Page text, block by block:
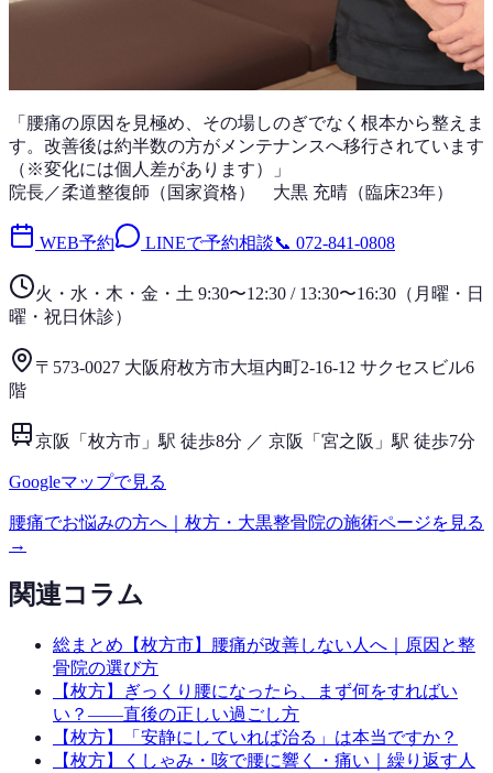
「 腰痛の原因を見極め、その場しのぎでなく根本から整えま
す。改善後は約半数の方がメンテナンスへ移行されています
（※変化には個人差があります）」
院長／柔道整復師（国家資格）
大黒 充晴 （臨床23年）
WEB予約 LINEで予約相談📞 072-841-0808
火・水・木・金・土 9:30〜12:30 / 13:30〜16:30 （ 月曜・日
曜・祝日 休診）
〒573-0027 大阪府枚方市大垣内町2-16-12 サクセスビル6
階
京阪「枚方市」駅 徒歩8分 ／ 京阪「宮之阪」駅 徒歩7分
Googleマップで見る
腰痛でお悩みの方へ｜枚方・大黒整骨院の施術ページを見る
→
関連コラム
総まとめ 【枚方市】腰痛が改善しない人へ｜原因と整
骨院の選び方
【枚方】ぎっくり腰になったら、まず何をすればい
い？——直後の正しい過ごし方
【枚方】「安静にしていれば治る」は本当ですか？
【枚方】くしゃみ・咳で腰に響く・痛い｜繰り返す人